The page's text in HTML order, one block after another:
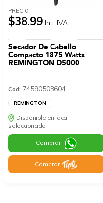
PRECIO
$38.99 Inc. IVA
Secador De Cabello
Compacto 1875 Watts
REMINGTON D5000
Cod: 74590508604
REMINGTON
Disponible en local
seleccionado
Comprar
Comprar